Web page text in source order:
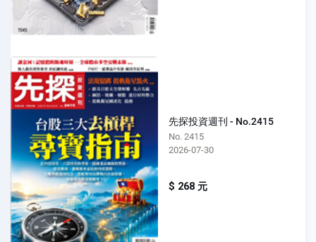
先探投資週刊 - No.2415
No. 2415
2026-07-30
$ 268 元